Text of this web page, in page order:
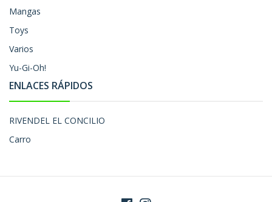
Mangas
Toys
Varios
Yu-Gi-Oh!
ENLACES RÁPIDOS
RIVENDEL EL CONCILIO
Carro